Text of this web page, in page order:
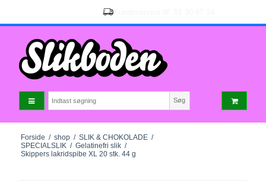
Søg
Forside / shop / SLIK & CHOKOLADE /
SPECIALSLIK / Gelatinefri slik /
Skippers lakridspibe XL 20 stk. 44 g